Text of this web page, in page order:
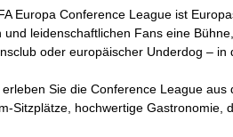
Europa Conference League ist
und leidenschaftlichen Fans eine
oder europäischer Underdog –
erleben Sie die Conference League
Sitzplätze, hochwertige Gastronomie,